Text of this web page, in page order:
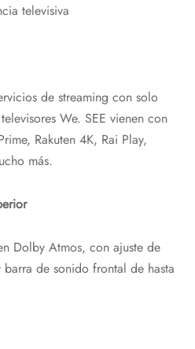
televisiva
de streaming con solo
We. SEE vienen con
Rakuten 4K, Rai Play,
más.
Dolby Atmos, con ajuste de
de sonido frontal de hasta